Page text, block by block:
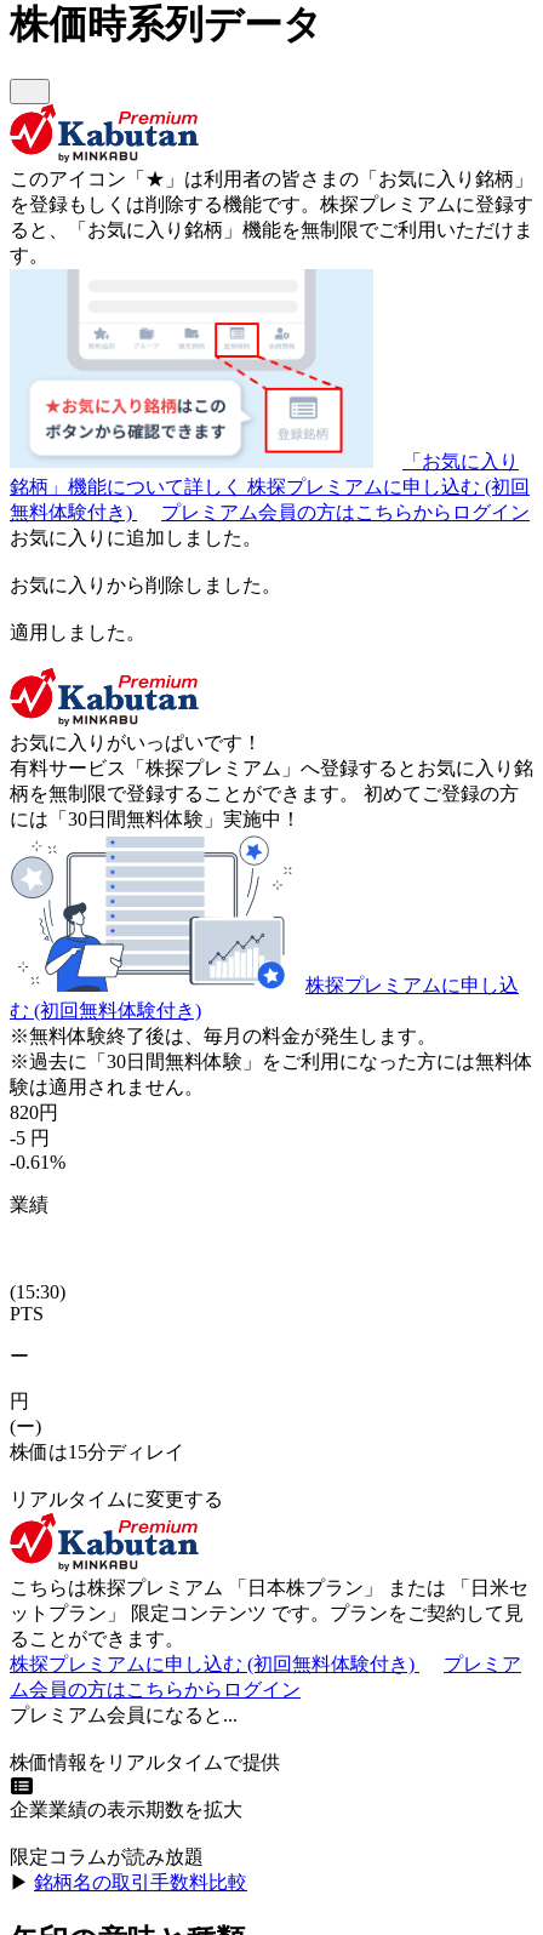
株価時系列データ
このアイコン 「★」 は利用者の皆さまの 「お気に入り銘柄」
を登録もしくは削除する機能です。 株探プレミアムに登録す
ると、「お気に入り銘柄」機能を無制限でご利用いただけま
す。
「お気に入り
銘柄」機能について詳しく 株探プレミアムに申し込む (初回
無料体験付き)
プレミアム会員の方はこちらからログイン
お気に入りに追加しました。
お気に入りから削除しました。
適用しました。
お気に入りがいっぱいです！
有料サービス「株探プレミアム」へ登録するとお気に入り銘
柄を無制限で登録することができます。 初めてご登録の方
には「30日間無料体験」実施中！
株探プレミアムに申し込
む (初回無料体験付き)
※無料体験終了後は、毎月の料金が発生します。
※過去に「30日間無料体験」をご利用になった方には無料体
験は適用されません。
820円
-5 円
-0.61%
業績
(15:30)
PTS
ー
円
(ー)
株価は15分ディレイ
リアルタイムに変更する
こちらは株探プレミアム 「 日本株プラン 」 または 「 日米セ
ットプラン 」 限定コンテンツ です。プランをご契約して見
ることができます。
株探プレミアムに申し込む (初回無料体験付き)
プレミア
ム会員の方はこちらからログイン
プレミアム会員になると...
株価情報をリアルタイムで提供
企業業績の表示期数を拡大
限定コラムが読み放題
▶︎ 銘柄名の取引手数料比較